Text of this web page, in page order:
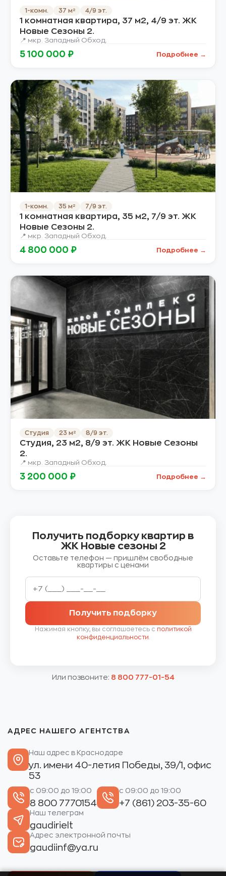
1-комн. 37 м² 4/9 эт.
1 комнатная квартира, 37 м2, 4/9 эт. ЖК
Новые Сезоны 2.
📍 мкр. Западный Обход.
5 100 000 ₽ Подробнее →
1-комн. 35 м² 7/9 эт.
1 комнатная квартира, 35 м2, 7/9 эт. ЖК
Новые Сезоны 2.
📍 мкр. Западный Обход.
4 800 000 ₽ Подробнее →
Студия 23 м² 8/9 эт.
Студия, 23 м2, 8/9 эт. ЖК Новые Сезоны
2.
📍 мкр. Западный Обход.
3 200 000 ₽ Подробнее →
Получить подборку квартир в
ЖК Новые сезоны 2
Оставьте телефон — пришлём свободные
квартиры с ценами
Получить подборку
Нажимая кнопку, вы соглашаетесь с политикой
конфиденциальности
Или позвоните: 8 800 777-01-54
АДРЕС НАШЕГО АГЕНТСТВА
Наш адрес в Краснодаре
ул. имени 40-летия Победы, 39/1, офис
53
с 09:00 до 19:00
8 800 7770154
с 09:00 до 19:00
+7 (861) 203-35-60
Наш телеграм
gaudirielt
Адрес электронной почты
gaudiinf@ya.ru